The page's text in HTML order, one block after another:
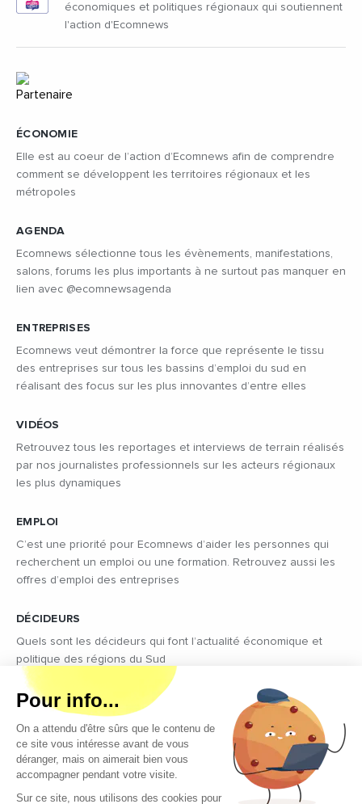
ÉCONOMIE
Elle est au coeur de l’action d’Ecomnews afin de comprendre
comment se développent les territoires régionaux et les
métropoles
AGENDA
Ecomnews sélectionne tous les évènements, manifestations,
salons, forums les plus importants à ne surtout pas manquer en
lien avec @ecomnewsagenda
ENTREPRISES
Ecomnews veut démontrer la force que représente le tissu
des entreprises sur tous les bassins d’emploi du sud en
réalisant des focus sur les plus innovantes d’entre elles
VIDÉOS
Retrouvez tous les reportages et interviews de terrain réalisés
par nos journalistes professionnels sur les acteurs régionaux
les plus dynamiques
EMPLOI
C’est une priorité pour Ecomnews d’aider les personnes qui
recherchent un emploi ou une formation. Retrouvez aussi les
offres d’emploi des entreprises
DÉCIDEURS
Quels sont les décideurs qui font l’actualité économique et
politique des régions du Sud
économiques et politiques régionaux qui soutiennent
l'action d'Ecomnews
Copyright © 2026 - Tous droits réservés